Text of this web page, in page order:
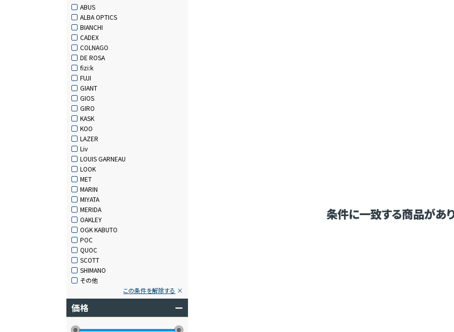
ABUS
ALBA OPTICS
BIANCHI
CADEX
COLNAGO
DE ROSA
fizi:k
FUJI
GIANT
GIOS
GIRO
KASK
KOO
LAZER
Liv
LOUIS GARNEAU
LOOK
MET
MARIN
MIYATA
MERIDA
OAKLEY
OGK KABUTO
POC
QUOC
SCOTT
SHIMANO
その他
この条件を解除する
価格 ー
条件に一致する商品があ